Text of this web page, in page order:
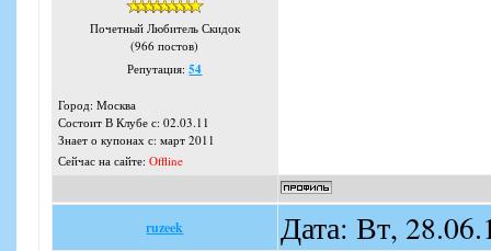
Почетный Любитель Скидок
(966 постов)
Репутация:54
Город: Москва
Состоит В Клубе с: 02.03.11
Знает о купонах с: март 2011
Сейчас на сайте: Offline
ruzeek Дата: Вт,